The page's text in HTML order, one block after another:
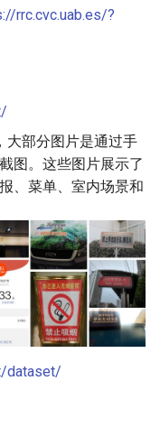
rrc.cvc.uab.es/?
大部分图片是通过手
图。这些图片展示了
、菜单、室内场景和
dataset/